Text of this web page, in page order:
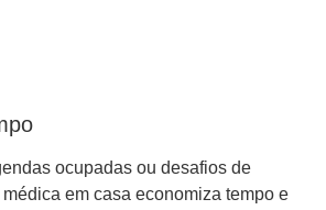
ocupadas ou desafios de
em casa economiza tempo e